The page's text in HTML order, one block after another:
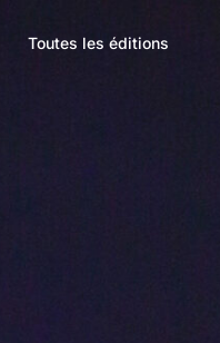
Toutes les éditions